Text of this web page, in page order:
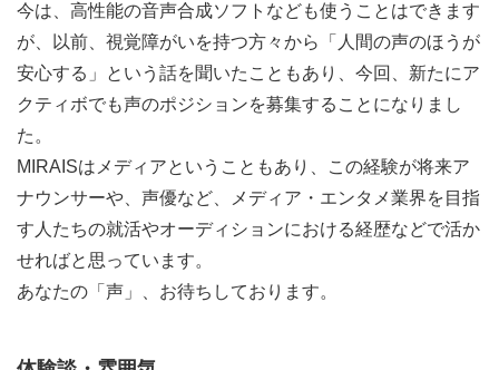
今は、高性能の音声合成ソフトなども使うことはできます
が、以前、視覚障がいを持つ方々から「人間の声のほうが
安心する」という話を聞いたこともあり、今回、新たにア
クティボでも声のポジションを募集することになりまし
た。
MIRAISはメディアということもあり、この経験が将来ア
ナウンサーや、声優など、メディア・エンタメ業界を目指
す人たちの就活やオーディションにおける経歴などで活か
せればと思っています。
あなたの「声」、お待ちしております。